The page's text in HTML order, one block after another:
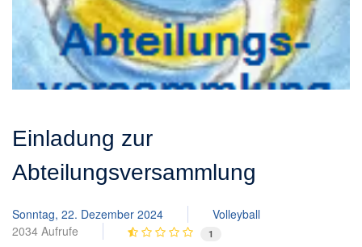
Einladung zur
Abteilungsversammlung
Sonntag, 22. Dezember 2024
Volleyball
2034 Aufrufe
1